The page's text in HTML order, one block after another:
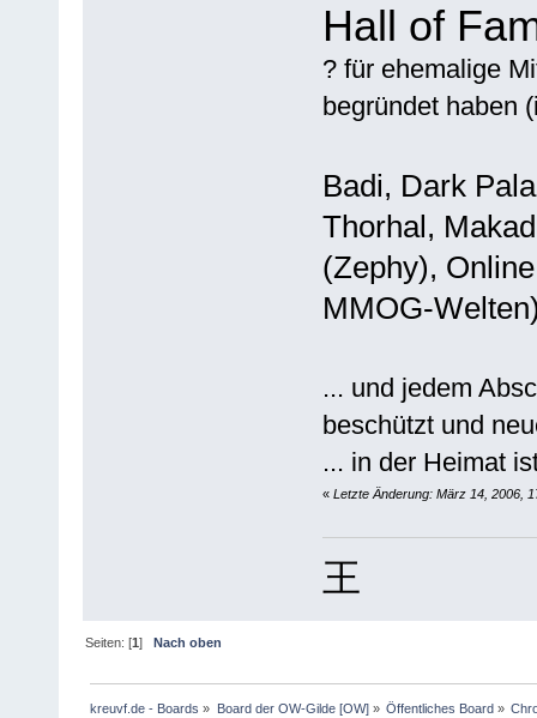
Hall of
? für ehemalige
begründet haben
Badi, Dark
Thorhal,
(Zephy),
MMOG-
... und jedem
beschützt und
... in der Heimat
« Letzte Änderung: März 14, 2006,
王
Seiten: [1]Nach oben
kreuvf.de - Boards » Board der OW-Gilde [OW]» Öffentliches Board»